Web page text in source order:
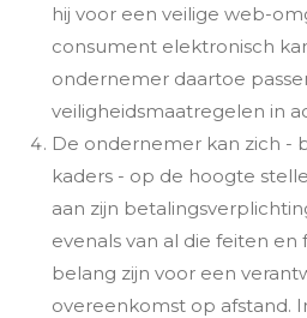
hij voor een veilige web-
consument elektronisch
ondernemer daartoe
veiligheidsmaatregelen in
De ondernemer kan zich -
kaders - op de hoogte
aan zijn
evenals van al die feiten en
belang zijn voor een
overeenkomst op afstand.